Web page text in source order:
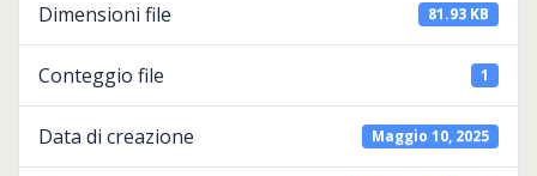
Dimensioni file 81.93 KB
Conteggio file 1
Data di creazione Maggio 10, 2025